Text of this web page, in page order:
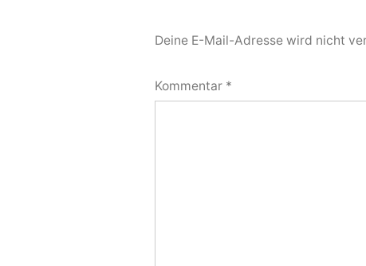
Deine E-Mail-Adresse wird nicht
Kommentar *